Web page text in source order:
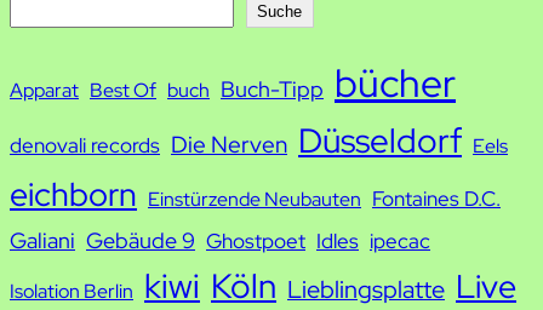
c
Suche
Apparat Best Of buch Buch-Tipp bücher
denovali records Die Nerven Düsseldorf Eels
eichborn Einstürzende Neubauten Fontaines D.C.
Galiani Gebäude 9 Ghostpoet Idles ipecac
Isolation Berlin kiwi Köln Lieblingsplatte Live